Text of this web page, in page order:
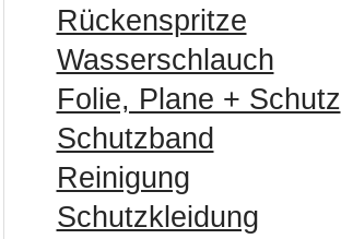
Rückenspritze
Wasserschlauch
Folie, Plane + Schutz
Schutzband
Reinigung
Schutzkleidung